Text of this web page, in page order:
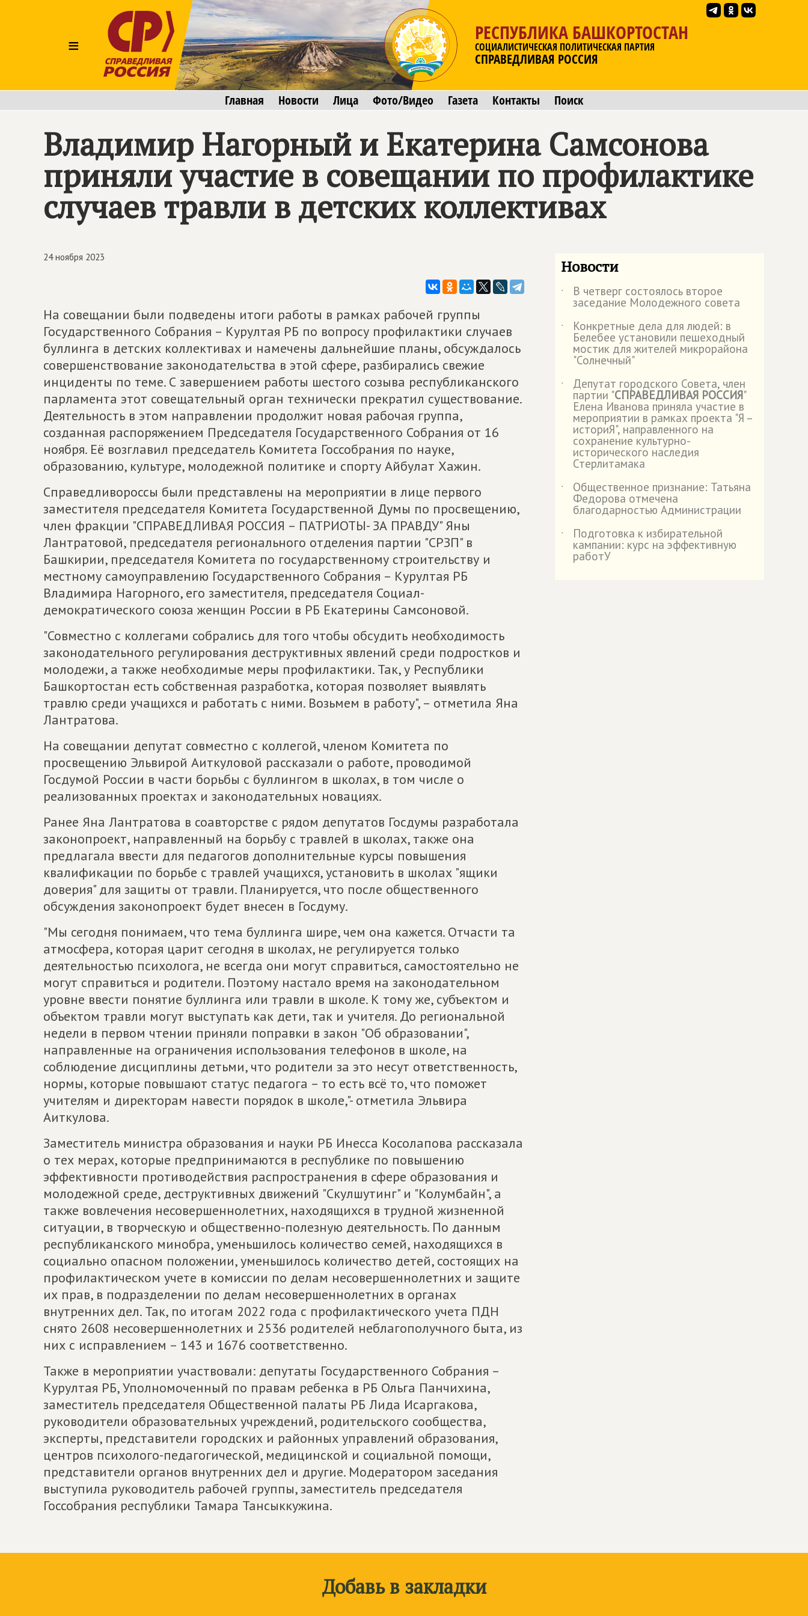
≡
РЕСПУБЛИКА БАШКОРТОСТАН
СОЦИАЛИСТИЧЕСКАЯ ПОЛИТИЧЕСКАЯ ПАРТИЯ
СПРАВЕДЛИВАЯ РОССИЯ
Главная Новости Лица Фото/Видео Газета Контакты Поиск
Владимир Нагорный и Екатерина Самсонова
приняли участие в совещании по профилактике
случаев травли в детских коллективах
24 ноября 2023
На совещании были подведены итоги работы в рамках рабочей группы
Государственного Собрания – Курултая РБ по вопросу профилактики случаев
буллинга в детских коллективах и намечены дальнейшие планы, обсуждалось
совершенствование законодательства в этой сфере, разбирались свежие
инциденты по теме. С завершением работы шестого созыва республиканского
парламента этот совещательный орган технически прекратил существование.
Деятельность в этом направлении продолжит новая рабочая группа,
созданная распоряжением Председателя Государственного Собрания от 16
ноября. Её возглавил председатель Комитета Госсобрания по науке,
образованию, культуре, молодежной политике и спорту Айбулат Хажин.
Справедливороссы были представлены на мероприятии в лице первого
заместителя председателя Комитета Государственной Думы по просвещению,
член фракции "СПРАВЕДЛИВАЯ РОССИЯ – ПАТРИОТЫ- ЗА ПРАВДУ" Яны
Лантратовой, председателя регионального отделения партии "СРЗП" в
Башкирии, председателя Комитета по государственному строительству и
местному самоуправлению Государственного Собрания – Курултая РБ
Владимира Нагорного, его заместителя, председателя Социал-
демократического союза женщин России в РБ Екатерины Самсоновой.
"Совместно с коллегами собрались для того чтобы обсудить необходимость
законодательного регулирования деструктивных явлений среди подростков и
молодежи, а также необходимые меры профилактики. Так, у Республики
Башкортостан есть собственная разработка, которая позволяет выявлять
травлю среди учащихся и работать с ними. Возьмем в работу", – отметила Яна
Лантратова.
На совещании депутат совместно с коллегой, членом Комитета по
просвещению Эльвирой Аиткуловой рассказали о работе, проводимой
Госдумой России в части борьбы с буллингом в школах, в том числе о
реализованных проектах и законодательных новациях.
Ранее Яна Лантратова в соавторстве с рядом депутатов Госдумы разработала
законопроект, направленный на борьбу с травлей в школах, также она
предлагала ввести для педагогов дополнительные курсы повышения
квалификации по борьбе с травлей учащихся, установить в школах "ящики
доверия" для защиты от травли. Планируется, что после общественного
обсуждения законопроект будет внесен в Госдуму.
"Мы сегодня понимаем, что тема буллинга шире, чем она кажется. Отчасти та
атмосфера, которая царит сегодня в школах, не регулируется только
деятельностью психолога, не всегда они могут справиться, самостоятельно не
могут справиться и родители. Поэтому настало время на законодательном
уровне ввести понятие буллинга или травли в школе. К тому же, субъектом и
объектом травли могут выступать как дети, так и учителя. До региональной
недели в первом чтении приняли поправки в закон "Об образовании",
направленные на ограничения использования телефонов в школе, на
соблюдение дисциплины детьми, что родители за это несут ответственность,
нормы, которые повышают статус педагога – то есть всё то, что поможет
учителям и директорам навести порядок в школе,"- отметила Эльвира
Аиткулова.
Заместитель министра образования и науки РБ Инесса Косолапова рассказала
о тех мерах, которые предпринимаются в республике по повышению
эффективности противодействия распространения в сфере образования и
молодежной среде, деструктивных движений "Скулшутинг" и "Колумбайн", а
также вовлечения несовершеннолетних, находящихся в трудной жизненной
ситуации, в творческую и общественно-полезную деятельность. По данным
республиканского минобра, уменьшилось количество семей, находящихся в
социально опасном положении, уменьшилось количество детей, состоящих на
профилактическом учете в комиссии по делам несовершеннолетних и защите
их прав, в подразделении по делам несовершеннолетних в органах
внутренних дел. Так, по итогам 2022 года с профилактического учета ПДН
снято 2608 несовершеннолетних и 2536 родителей неблагополучного быта, из
них с исправлением – 143 и 1676 соответственно.
Также в мероприятии участвовали: депутаты Государственного Собрания –
Курултая РБ, Уполномоченный по правам ребенка в РБ Ольга Панчихина,
заместитель председателя Общественной палаты РБ Лида Исаргакова,
руководители образовательных учреждений, родительского сообщества,
эксперты, представители городских и районных управлений образования,
центров психолого-педагогической, медицинской и социальной помощи,
представители органов внутренних дел и другие. Модератором заседания
выступила руководитель рабочей группы, заместитель председателя
Госсобрания республики Тамара Тансыккужина.
Новости
˙ В четверг состоялось второе
заседание Молодежного совета
˙
Конкретные дела для людей: в
Белебее установили пешеходный
мостик для жителей микрорайона
"Солнечный"
˙
Депутат городского Совета, член
партии "СПРАВЕДЛИВАЯ РОССИЯ"
Елена Иванова приняла участие в
мероприятии в рамках проекта "Я –
историЯ", направленного на
сохранение культурно-
исторического наследия
Стерлитамака
˙
Общественное признание: Татьяна
Федорова отмечена
благодарностью Администрации
˙
Подготовка к избирательной
кампании: курс на эффективную
работУ
Добавь в закладки